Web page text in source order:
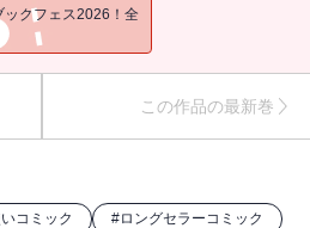
ックフェス2026！全
この作品の最新巻
コミック #ロングセラーコミック